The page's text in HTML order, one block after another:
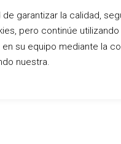
Conócenos
garantizar la calidad,
pero continúe
su equipo mediante la
nuestra.